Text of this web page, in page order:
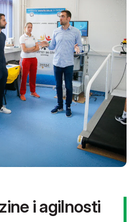
longitudinalnih adaptacija
proces, kao podatak za
između pojedinaca ili grupe
kojim se utvrđuje eventualni
mišićne grupe.
dinamometra na Smit mašini u
Vežbe koje mogu da se primene
ravne klupa, mrtvo dizanje, itd.
test protokolom:
sile), kao mera jakosti,
i agilnosti